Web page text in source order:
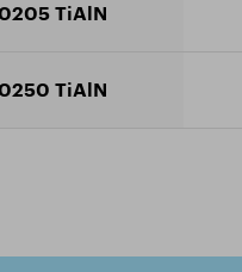
TiAlN
TiAlN